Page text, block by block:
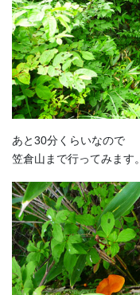
あと30分くらいなので
笠倉山まで行ってみます。